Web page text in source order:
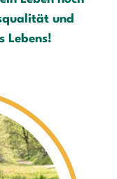
und
Lebens!